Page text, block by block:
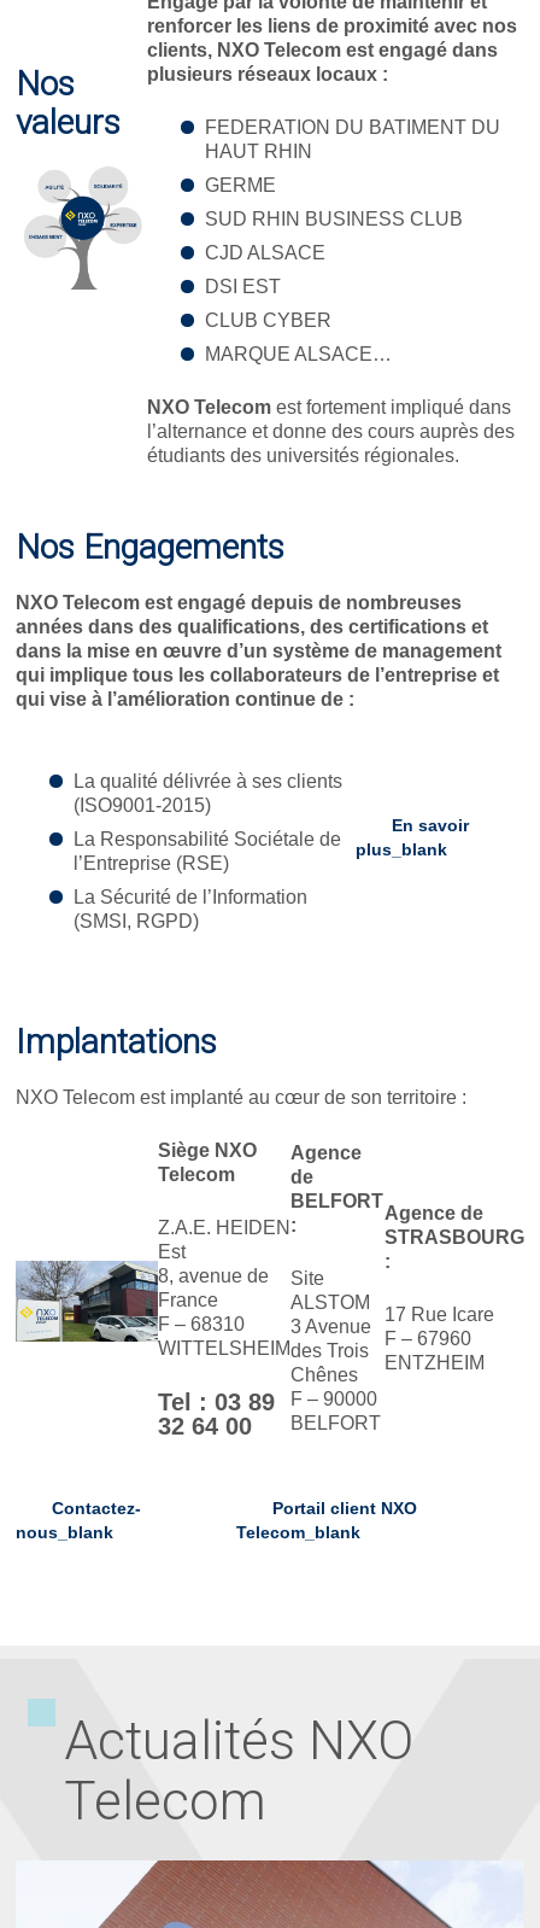
Nos
valeurs
renforcer les liens de proximité avec nos
clients, NXO Telecom est engagé dans
plusieurs réseaux locaux :
FEDERATION DU BATIMENT DU
HAUT RHIN
GERME
SUD RHIN BUSINESS CLUB
CJD ALSACE
DSI EST
CLUB CYBER
MARQUE ALSACE…
NXO Telecom est fortement impliqué dans
l’alternance et donne des cours auprès des
étudiants des universités régionales.
Nos Engagements
NXO Telecom est engagé depuis de nombreuses
années dans des qualifications, des certifications et
dans la mise en œuvre d’un système de management
qui implique tous les collaborateurs de l’entreprise et
qui vise à l’amélioration continue de :
La qualité délivrée à ses clients
(ISO9001-2015)
La Responsabilité Sociétale de
l’Entreprise (RSE)
La Sécurité de l’Information
(SMSI, RGPD)
En savoir
plus_blank
Implantations
NXO Telecom est implanté au cœur de son territoire :
Siège NXO
Telecom
Z.A.E. HEIDEN
Est
8, avenue de
France
F – 68310
WITTELSHEIM
Tel : 03 89
32 64 00
Agence
de
BELFORT
:
Site
ALSTOM
3 Avenue
des Trois
Chênes
F – 90000
BELFORT
Agence de
STRASBOURG
:
17 Rue Icare
F – 67960
ENTZHEIM
Contactez-
nous _blank
Portail client NXO
Telecom _blank
Actualités NXO
Telecom